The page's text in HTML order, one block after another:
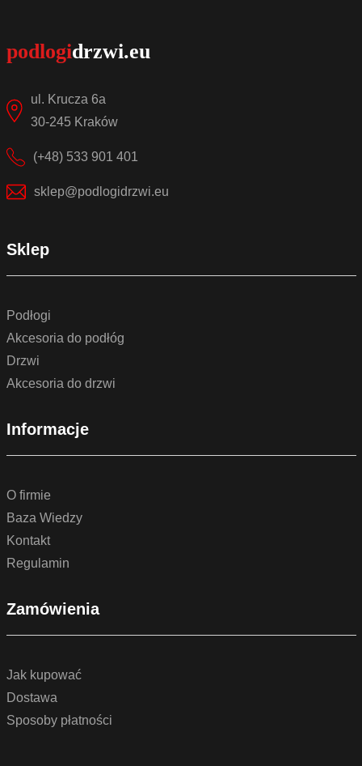
ul. Krucza 6a
30-245 Kraków
(+48) 533 901 401
sklep@podlogidrzwi.eu
Sklep
Podłogi
Akcesoria do podłóg
Drzwi
Akcesoria do drzwi
Informacje
O firmie
Baza Wiedzy
Kontakt
Regulamin
Zamówienia
Jak kupować
Dostawa
Sposoby płatności